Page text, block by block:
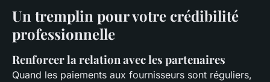
Un tremplin pour votre crédibilité
professionnelle
Renforcer la relation avec les partenaires
Quand les paiements aux fournisseurs sont réguliers,